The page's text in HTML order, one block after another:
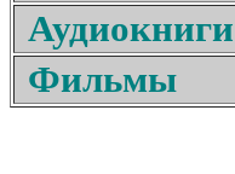
Аудиокниги
Фильмы